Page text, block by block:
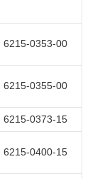
6215-0353-00
6215-0355-00
6215-0373-15
6215-0400-15